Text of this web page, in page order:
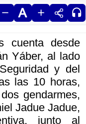
cuenta desde
Yáber, al lado
y del
las 10 horas,
gendarmes,
Jadue Jadue,
junto al